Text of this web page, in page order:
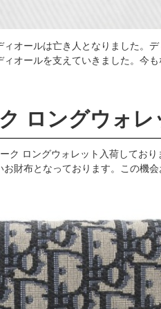
オールは亡き人となりました。
オールを支えていきました。今
ロングウォレ
ク ロングウォレット入荷してお
財布となっております。この機